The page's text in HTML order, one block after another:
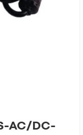
AC/DC-